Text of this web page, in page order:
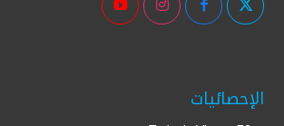
الإحصائيات